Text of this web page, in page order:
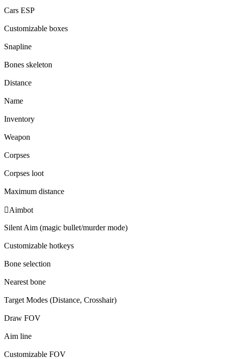
Cars ESP
Customizable boxes
Snapline
Bones skeleton
Distance
Name
Inventory
Weapon
Corpses
Corpses loot
Maximum distance
Aimbot
Silent Aim (magic bullet/murder mode)
Customizable hotkeys
Bone selection
Nearest bone
Target Modes (Distance, Crosshair)
Draw FOV
Aim line
Customizable FOV